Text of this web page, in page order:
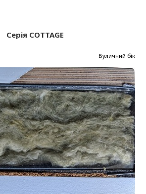
Серія COTTAGE
Вуличний бік